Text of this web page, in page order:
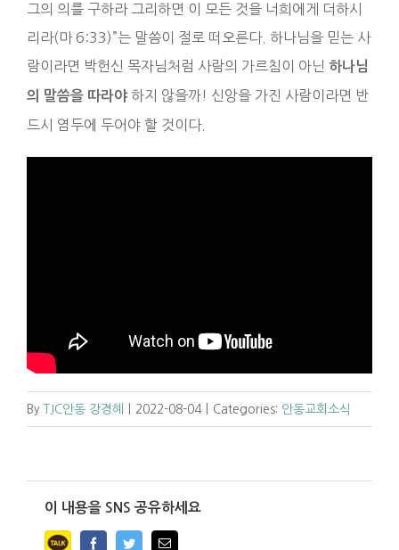
그의 의를 구하라 그리하면 이 모든 것을 너희에게 더하시
리라(마 6:33)”는 말씀이 절로 떠오른다. 하나님을 믿는 사
람이라면 박헌신 목자님처럼 사람의 가르침이 아닌 하나님
의 말씀을 따라야하지 않을까! 신앙을 가진 사람이라면 반
드시 염두에 두어야 할 것이다.
By TJC안동 강경혜 2022-08-04 Categories: 안동교회소식
이 내용을 SNS 공유하세요
FacebookTwitterEmail